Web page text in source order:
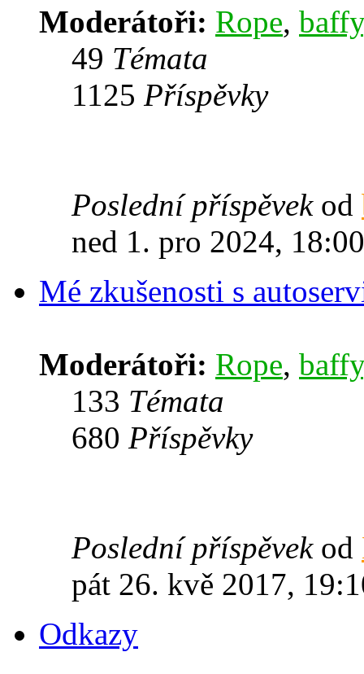
Moderátoři: Rope, baffy
49 Témata
1125 Příspěvky
Poslední příspěvekod
ned 1. pro 2024, 18:00
Mé zkušenosti s
Moderátoři: Rope, baffy
133 Témata
680 Příspěvky
Poslední příspěvekod
pát 26. kvě 2017,
Odkazy